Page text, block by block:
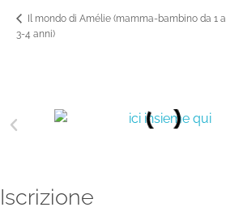
Il mondo di Amélie (mamma-bambino da 1 a
3-4 anni)
Iscrizione